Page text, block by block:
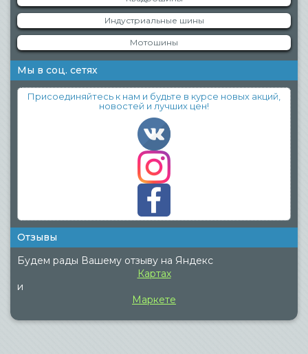
Индустриальные шины
Мотошины
Мы в соц. сетях
Присоединяйтесь к нам и будьте в курсе новых акций,
новостей и лучших цен!
Отзывы
Будем рады Вашему отзыву на Яндекс
Картах
и
Маркете